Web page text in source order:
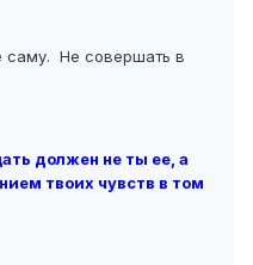
саму. Не совершать в
должен не ты ее, а
твоих чувств в том